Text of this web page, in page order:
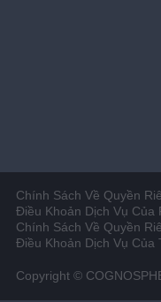
Chính Sách Về Quyền
Điều Khoản Dịch Vụ Của
Chính Sách Về Quyền
Điều Khoản Dịch Vụ Của
Copyright ©